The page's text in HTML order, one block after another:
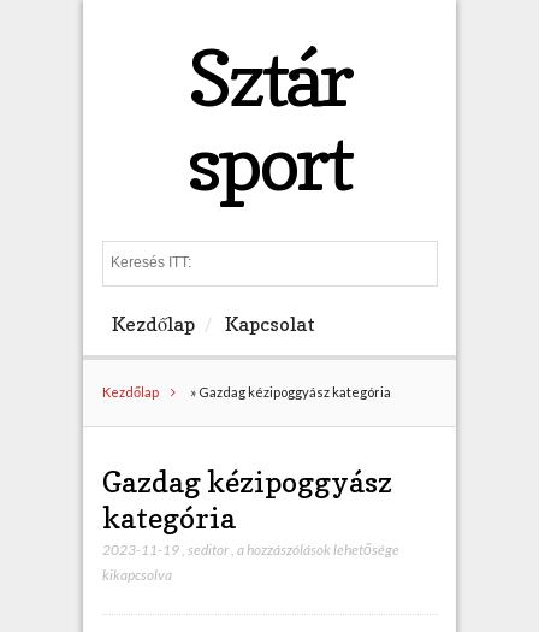
Sztár
sport
e
h
Kezdőlap Kapcsolat
Kezdőlap » Gazdag kézipoggyász kategória
Gazdag kézipoggyász
kategória
2023-11-19, seditor, G
a hozzászólások lehetősége
kikapcsolva